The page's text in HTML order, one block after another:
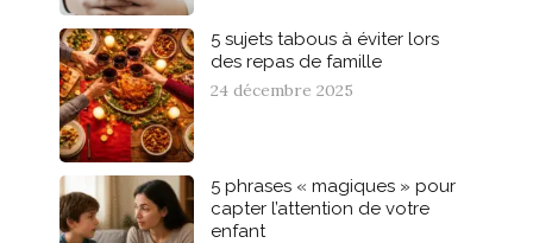
5 sujets tabous à éviter lors
des repas de famille
24 décembre 2025
5 phrases « magiques » pour
capter l’attention de votre
enfant